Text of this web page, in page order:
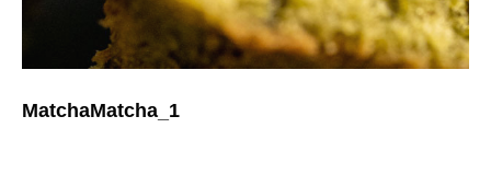
MatchaMatcha_1